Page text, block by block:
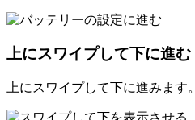
上にスワイプして下に進む
上にスワイプして下に進みます。